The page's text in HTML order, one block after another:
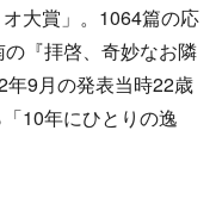
大賞」。1064篇の応
『拝啓、奇妙なお隣
年9月の発表当時22歳
10年にひとりの逸